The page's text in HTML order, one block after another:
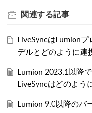
関連する記事
LiveSyncはLumion
デルとどのように連
Lumion 2023.1以降
LiveSyncはどのよう
Lumion 9.0以降のバ